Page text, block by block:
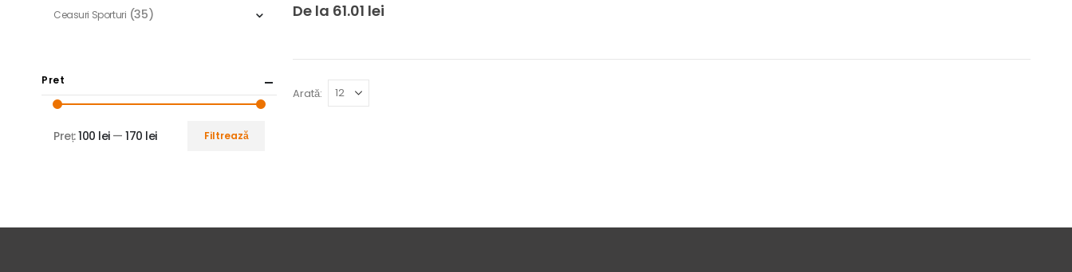
De la 61.01 lei
Arată:
Ceasuri Sporturi (35)
Pret
Filtrează
Preț:100 lei—170 lei